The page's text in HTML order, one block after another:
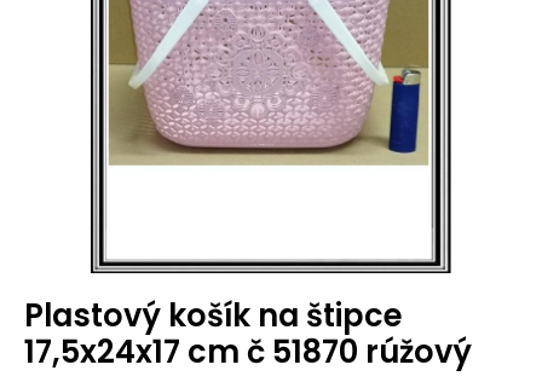
Plastový košík na štipce
17,5x24x17 cm č 51870 rúžový